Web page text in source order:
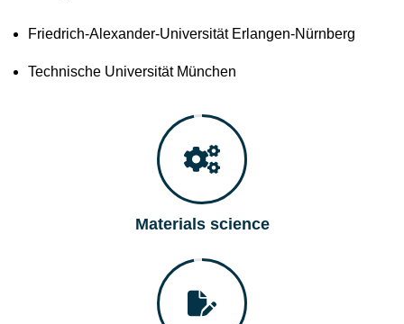
Friedrich-Alexander-Universität Erlangen-Nürnberg
Technische Universität München
Materials science